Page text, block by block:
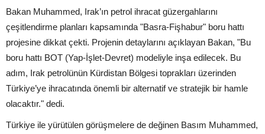
Bakan Muhammed, Irak’ın petrol ihracat güzergahlarını
çeşitlendirme planları kapsamında "Basra-Fişhabur" boru hattı
projesine dikkat çekti. Projenin detaylarını açıklayan Bakan, "Bu
boru hattı BOT (Yap-İşlet-Devret) modeliyle inşa edilecek. Bu
adım, Irak petrolünün Kürdistan Bölgesi toprakları üzerinden
Türkiye’ye ihracatında önemli bir alternatif ve stratejik bir hamle
olacaktır." dedi.
Türkiye ile yürütülen görüşmelere de değinen Basım Muhammed,